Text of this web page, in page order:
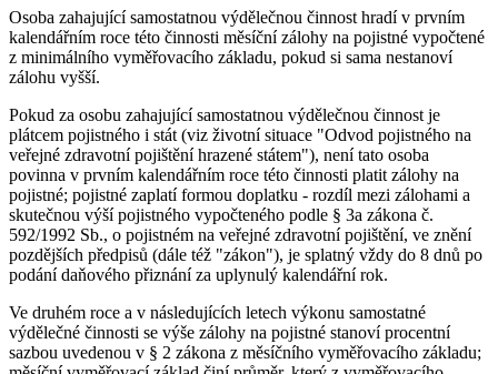
Osoba zahajující samostatnou výdělečnou činnost hradí v prvním
kalendářním roce této činnosti měsíční zálohy na pojistné vypočtené
z minimálního vyměřovacího základu, pokud si sama nestanoví
zálohu vyšší.
Pokud za osobu zahajující samostatnou výdělečnou činnost je
plátcem pojistného i stát (viz životní situace "Odvod pojistného na
veřejné zdravotní pojištění hrazené státem"), není tato osoba
povinna v prvním kalendářním roce této činnosti platit zálohy na
pojistné; pojistné zaplatí formou doplatku - rozdíl mezi zálohami a
skutečnou výší pojistného vypočteného podle § 3a zákona č.
592/1992 Sb., o pojistném na veřejné zdravotní pojištění, ve znění
pozdějších předpisů (dále též "zákon"), je splatný vždy do 8 dnů po
podání daňového přiznání za uplynulý kalendářní rok.
Ve druhém roce a v následujících letech výkonu samostatné
výdělečné činnosti se výše zálohy na pojistné stanoví procentní
sazbou uvedenou v § 2 zákona z měsíčního vyměřovacího základu;